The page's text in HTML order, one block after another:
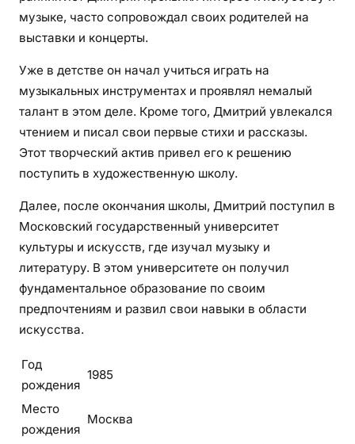
музыке, часто сопровождал своих родителей на
выставки и концерты.
Уже в детстве он начал учиться играть на
музыкальных инструментах и проявлял немалый
талант в этом деле. Кроме того, Дмитрий увлекался
чтением и писал свои первые стихи и рассказы.
Этот творческий актив привел его к решению
поступить в художественную школу.
Далее, после окончания школы, Дмитрий поступил в
Московский государственный университет
культуры и искусств, где изучал музыку и
литературу. В этом университете он получил
фундаментальное образование по своим
предпочтениям и развил свои навыки в области
искусства.
Год
рождения
1985
Место
рождения
Москва